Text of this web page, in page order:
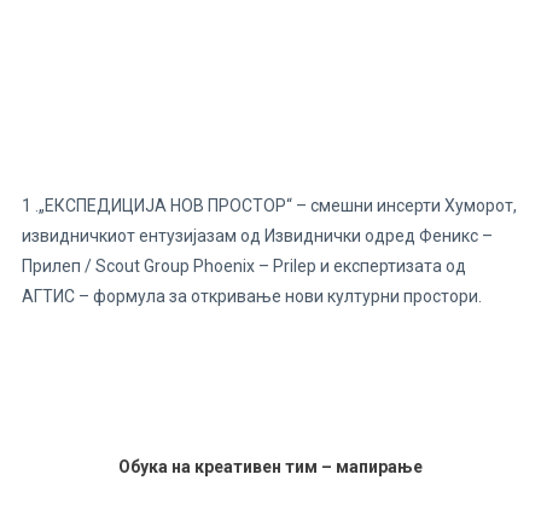
1 .„ЕКСПЕДИЦИЈА НОВ ПРОСТОР“ – смешни инсерти Хуморот,
извидничкиот ентузијазам од Извиднички одред Феникс –
Прилеп / Scout Group Phoenix – Prilep и експертизата од
АГТИС – формула за откривање нови културни простори.
Обука на креативен тим – мапирање